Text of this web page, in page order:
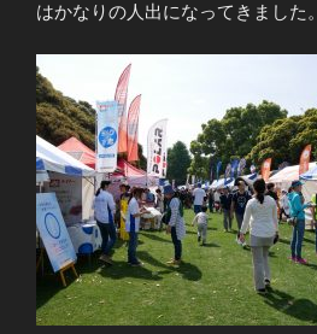
はかなりの人出になってきました。